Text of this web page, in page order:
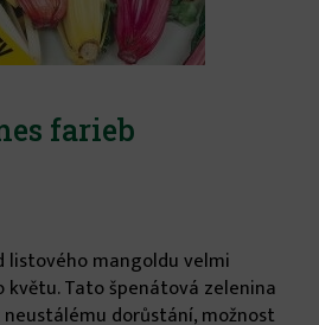
farieb
listového mangoldu velmi
květu. Tato špenátová zelenina
dorůstání, možnost